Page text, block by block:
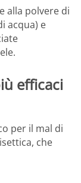
alla polvere di
acqua) e
efficaci
per il mal di
che